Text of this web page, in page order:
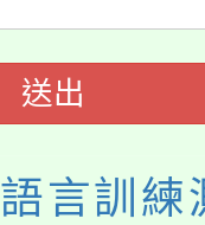
送出
言訓練